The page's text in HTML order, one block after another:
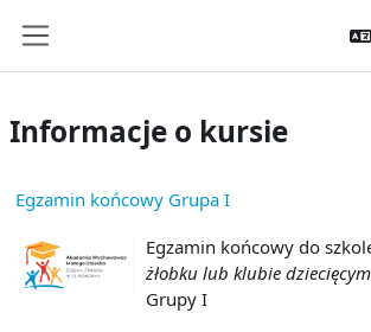
Informacje o kursie
Egzamin końcowy Grupa I
Egzamin końcowy do
żłobku lub klubie
Grupy I